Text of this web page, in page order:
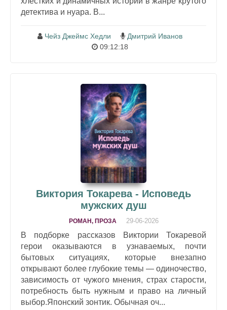
детектива и нуара. В...
Чейз Джеймс Хедли
Дмитрий Иванов
09:12:18
Виктория Токарева - Исповедь
мужских душ
РОМАН, ПРОЗА 29-06-2026
В подборке рассказов Виктории Токаревой
герои оказываются в узнаваемых, почти
бытовых ситуациях, которые внезапно
открывают более глубокие темы — одиночество,
зависимость от чужого мнения, страх старости,
потребность быть нужным и право на личный
выбор.Японский зонтик. Обычная оч...